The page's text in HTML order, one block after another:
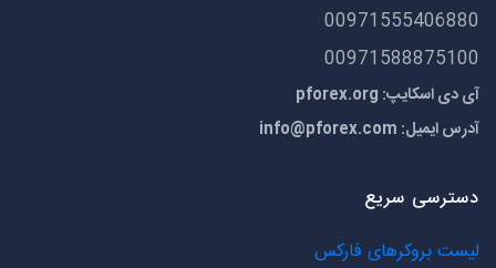
00971555406880
00971588875100
آی دی اسکایپ: pforex.org
آدرس ایمیل: info@pforex.com
دسترسی سریع
لیست بروکرهای فارکس